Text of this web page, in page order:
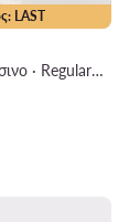
LAST
Παντελόνι φόρμας · Πράσινο · Regular Fit